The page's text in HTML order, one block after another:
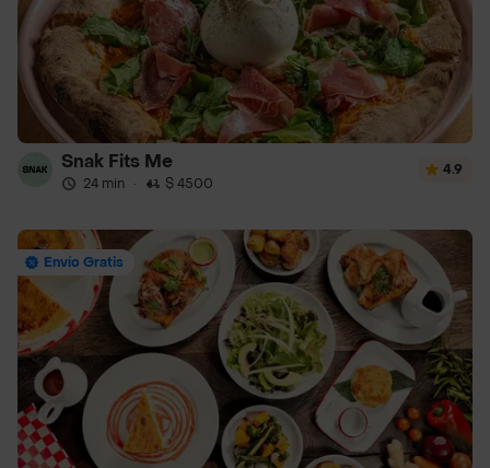
Snak Fits Me
24 min · $ 4500
4.9
Envío Gratis